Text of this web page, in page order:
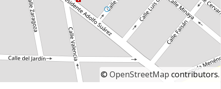
© OpenStreetMap contributors.